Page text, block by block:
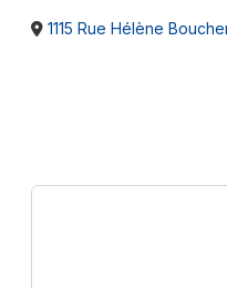
1115 Rue Hélène